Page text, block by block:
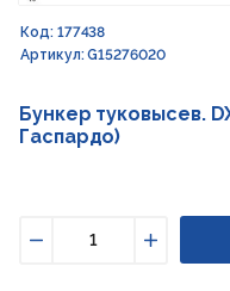
Код: 177438
Артикул: G15276020
Бункер туковысев.
Гаспардо)